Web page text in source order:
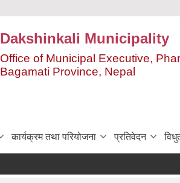
Dakshinkali Municipality
Office of Municipal Executive,
Bagamati Province, Nepal
कार्यक्रम तथा परियोजना प्रतिवेदन